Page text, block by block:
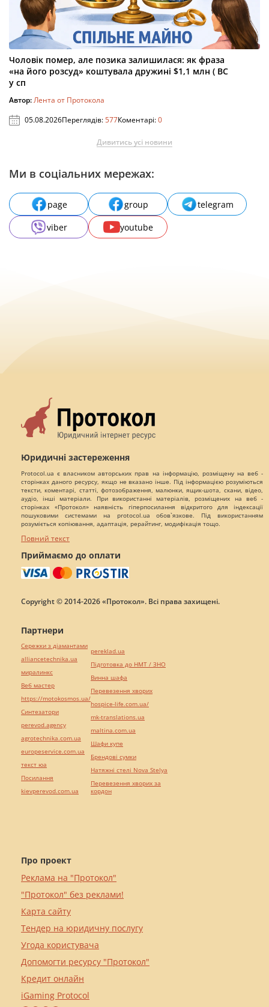
Чоловік помер, але позика залишилася: як фраза
«на його розсуд» коштувала дружині $1,1 млн ( ВС
у сп
Автор:Лента от Протокола
05.08.2026Переглядів:577Коментарі:0
Дивитись усі новини
Ми в соціальних мережах:
page group
telegram
viber
youtube
Юридичні застереження
Protocol.ua є власником авторських прав на інформацію, розміщену на веб -
сторінках даного ресурсу, якщо не вказано інше. Під інформацією розуміються
тексти, коментарі, статті, фотозображення, малюнки, ящик-шота, скани, відео,
аудіо, інші матеріали. При використанні матеріалів, розміщених на веб -
сторінках «Протокол» наявність гіперпосилання відкритого для індексації
пошуковими системами на protocol.ua обов`язкове. Під використанням
розуміється копіювання, адаптація, рерайтинг, модифікація тощо.
Повний текст
Приймаємо до оплати
Copyright © 2014-2026 «Протокол». Всі права захищені.
Про проект
Реклама на "Протокол"
"Протокол" без реклами!
Карта сайту
Тендер на юридичну послугу
Угода користувача
Допомогти ресурсу "Протокол"
Кредит онлайн
iGaming Protocol
Партнери
Сережки з діамантами
alliancetechnika.ua
миралинкс
Веб мастер
https://motokosmos.ua/
Синтезатори
perevod.agency
agrotechnika.com.ua
europeservice.com.ua
текст юа
Посилання
kievperevod.com.ua
pereklad.ua
Підготовка до НМТ / ЗНО
Винна шафа
Перевезення хворих
hospice-life.com.ua/
mk-translations.ua
maltina.com.ua
Шафи купе
Брендові сумки
Натяжні стелі Nova Stelya
Перевезення хворих за
кордон